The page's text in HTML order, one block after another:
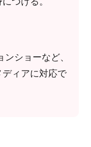
ショーなど、
ディアに対応で